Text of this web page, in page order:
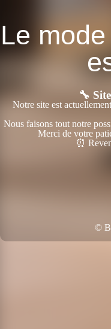
Le mode
🔧
Notre site est
Nous faisons tout notre
Merci de votre
⏰
©